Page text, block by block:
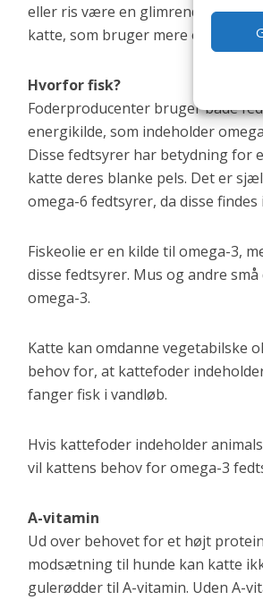
eller ris være en glimrende
katte, som bruger mere energi
Hvorfor fisk?
Foderproducenter bruger både
energikilde, som indeholder
Disse fedtsyrer har betydning for
katte deres blanke pels. Det er
omega-6 fedtsyrer, da disse findes
Fiskeolie er en kilde til omega-3,
disse fedtsyrer. Mus og andre
omega-3.
Katte kan omdanne vegetabilske
behov for, at kattefoder
fanger fisk i vandløb.
Hvis kattefoder indeholder
vil kattens behov for omega-3
A-vitamin
Ud over behovet for et højt
modsætning til hunde kan katte
gulerødder til A-vitamin. Uden A-